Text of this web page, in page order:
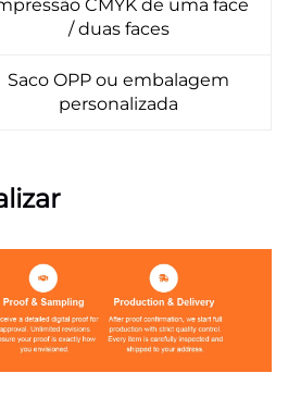
CMYK de uma face
/ duas faces
Saco OPP ou embalagem
personalizada